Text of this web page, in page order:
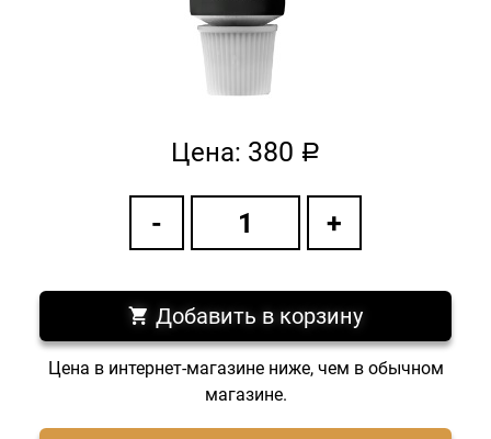
Цена: 380 a
Добавить в корзину
Цена в интернет-магазине ниже, чем в обычном
магазине.